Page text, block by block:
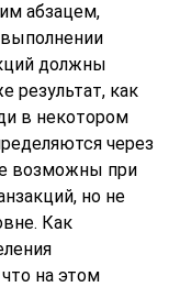
абзацем,
должны
результат, как
в некотором
через
возможны при
но не
Как
на этом